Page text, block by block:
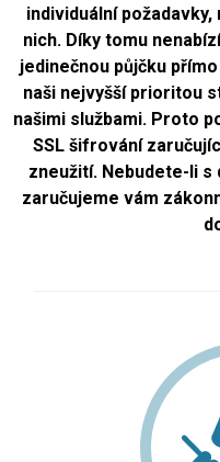
individuální
nich. Díky tomu
jedinečnou půjčku
naši nejvyšší prioritou
našimi službami. Proto
SSL šifrování
zneužití. Nebudete-li s
zaručujeme vám